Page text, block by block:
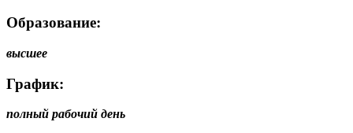
Образование:
высшее
График:
полный рабочий день